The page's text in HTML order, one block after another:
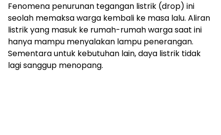
Fenomena penurunan tegangan listrik (drop) ini
seolah memaksa warga kembali ke masa lalu. Aliran
listrik yang masuk ke rumah-rumah warga saat ini
hanya mampu menyalakan lampu penerangan.
Sementara untuk kebutuhan lain, daya listrik tidak
lagi sanggup menopang.